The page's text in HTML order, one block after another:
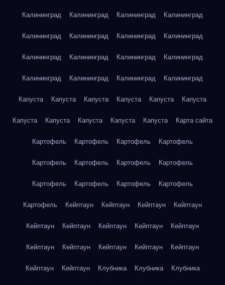
Калининград Калининград Калининград Калининград
Калининград Калининград Калининград Калининград
Калининград Калининград Калининград Калининград
Калининград Калининград Калининград Калининград
Капуста Капуста Капуста Капуста Капуста Капуста
Капуста Капуста Капуста Капуста Капуста Карта сайта
Картофель Картофель Картофель Картофель
Картофель Картофель Картофель Картофель
Картофель Картофель Картофель Картофель
Картофель Кейптаун Кейптаун Кейптаун Кейптаун
Кейптаун Кейптаун Кейптаун Кейптаун Кейптаун
Кейптаун Кейптаун Кейптаун Кейптаун Кейптаун
Кейптаун Кейптаун Клубника Клубника Клубника